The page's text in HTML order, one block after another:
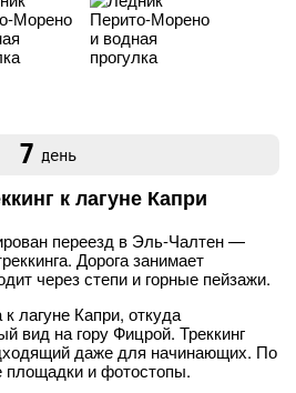
7 день
к лагуне Капри
переезд в Эль-Чалтен —
Дорога занимает
через степи и горные пейзажи.
лагуне Капри, откуда
вид на гору Фицрой. Треккинг
даже для начинающих. По
и фотостопы.